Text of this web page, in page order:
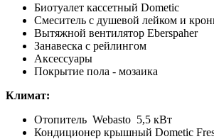
Биотуалет кассетный Dometic
Смеситель с душевой лейком и
Вытяжной вентилятор Eberspaher
Занавеска с рейлингом
Аксессуары
Покрытие пола - мозаика
Климат:
Отопитель Webasto 5,5 кВт
Кондиционер крышный Dometic